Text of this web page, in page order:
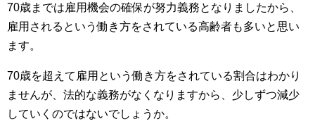
70歳までは雇用機会の確保が努力義務となりましたから、
雇用されるという働き方をされている高齢者も多いと思い
ます。
70歳を超えて雇用という働き方をされている割合はわかり
ませんが、法的な義務がなくなりますから、少しずつ減少
していくのではないでしょうか。